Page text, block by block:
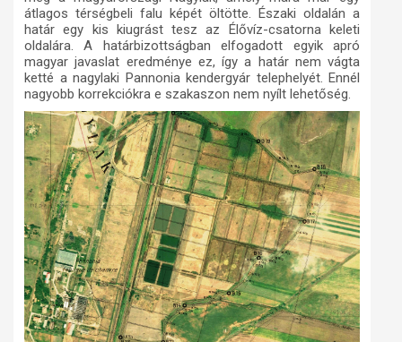
átlagos térségbeli falu képét öltötte. Északi oldalán a
határ egy kis kiugrást tesz az Élővíz-csatorna keleti
oldalára. A határbizottságban elfogadott egyik apró
magyar javaslat eredménye ez, így a határ nem vágta
ketté a nagylaki Pannonia kendergyár telephelyét. Ennél
nagyobb korrekciókra e szakaszon nem nyílt lehetőség.